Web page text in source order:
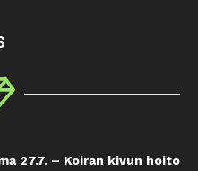
27.7. – Koiran kivun hoito